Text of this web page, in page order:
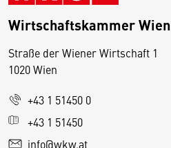
Wirtschaftskammer Wien
Straße der Wiener Wirtschaft 1
1020 Wien
+43 1 51450 0
+43 1 51450
info@wkw.at
D